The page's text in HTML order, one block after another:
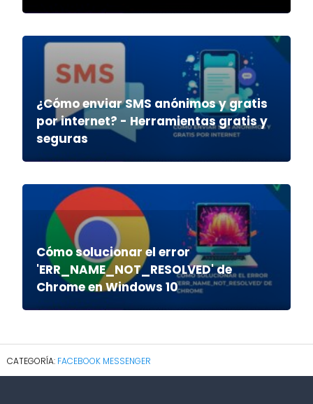
¿Cómo enviar SMS anónimos y gratis
por internet? - Herramientas gratis y
seguras
Cómo solucionar el error
'ERR_NAME_NOT_RESOLVED' de
Chrome en Windows 10
FACEBOOK MESSENGER